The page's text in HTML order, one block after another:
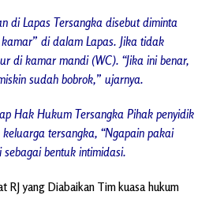
di Lapas Tersangka disebut diminta
di dalam Lapas. Jika tidak
di kamar mandi (WC). “Jika ini benar,
sudah bobrok,” ujarnya.
Hak Hukum Tersangka Pihak penyidik
tersangka, “Ngapain pakai
bentuk intimidasi.
RJ yang Diabaikan Tim kuasa hukum